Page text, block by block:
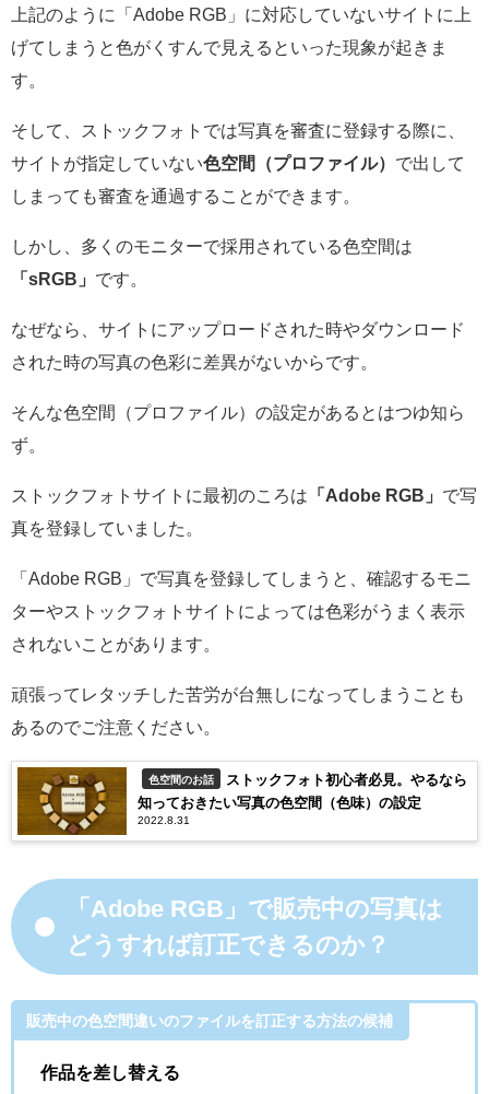
上記のように「Adobe RGB」に対応していないサイトに上
げてしまうと色がくすんで見えるといった現象が起きま
す。
そして、ストックフォトでは写真を審査に登録する際に、
サイトが指定していない色空間（プロファイル） で出して
しまっても審査を通過することができます。
しかし、多くのモニターで採用されている色空間は
「sRGB」 です。
なぜなら、サイトにアップロードされた時やダウンロード
された時の写真の色彩に差異がないからです。
そんな色空間（プロファイル）の設定があるとはつゆ知ら
ず。
ストックフォトサイトに最初のころは 「Adobe RGB」 で写
真を登録していました。
「Adobe RGB」で写真を登録してしまうと、確認するモニ
ターやストックフォトサイトによっては色彩がうまく表示
されないことがあります。
頑張ってレタッチした苦労が台無しになってしまうことも
あるのでご注意ください。
色空間のお話
ストックフォト初心者必見。やるなら
知っておきたい写真の色空間（色味）の設定
2022.8.31
「Adobe RGB」で販売中の写真は
どうすれば訂正できるのか？
販売中の色空間違いのファイルを訂正する方法の候補
作品を差し替える